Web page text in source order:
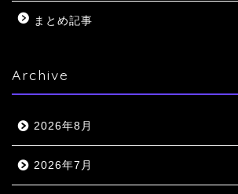
まとめ記事
Archive
2026年8月
2026年7月